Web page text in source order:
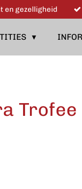
en gezelligheid
Trofee